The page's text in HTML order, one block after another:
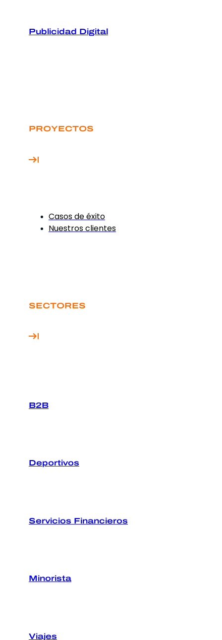
Publicidad Digital
PROYECTOS
Casos de éxito
Nuestros clientes
SECTORES
B2B
Deportivos
Servicios Financieros
Minorista
Viajes